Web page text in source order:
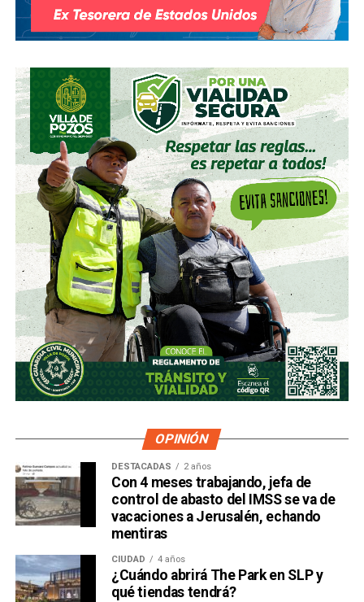
OPINIÓN
DESTACADAS 2 años
Con 4 meses trabajando, jefa de
control de abasto del IMSS se va de
vacaciones a Jerusalén, echando
mentiras
CIUDAD 4 años
¿Cuándo abrirá The Park en SLP y
qué tiendas tendrá?